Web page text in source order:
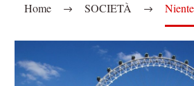
Home SOCIETÀ